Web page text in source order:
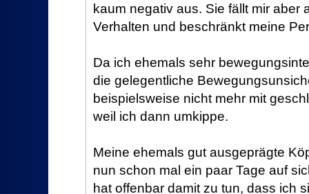
kaum negativ aus. Sie fällt mir aber
Verhalten und beschränkt meine
Da ich ehemals sehr
die gelegentliche
beispielsweise nicht mehr mit
weil ich dann umkippe.
Meine ehemals gut ausgeprägte
nun schon mal ein paar Tage auf
hat offenbar damit zu tun, dass ich